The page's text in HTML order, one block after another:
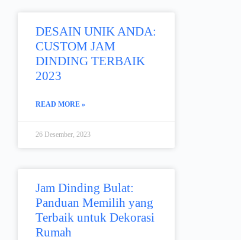
DESAIN UNIK ANDA:
CUSTOM JAM
DINDING TERBAIK
2023
READ MORE »
26 Desember, 2023
Jam Dinding Bulat:
Panduan Memilih yang
Terbaik untuk Dekorasi
Rumah